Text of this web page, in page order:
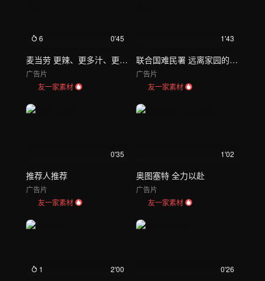
6 0'45
麦当劳 更辣、更多汁、更美味
广告片
友一家素材
1'43
联合国难民署 远离家园的希望
广告片
友一家素材
0'35
推荐人推荐
广告片
友一家素材
1'02
奥图塞特 全力以赴
广告片
友一家素材
1 2'00 0'26